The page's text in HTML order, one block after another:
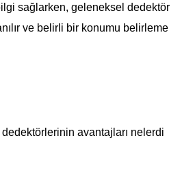
sağlarken, geleneksel dedektör
ve belirli bir konumu belirleme
dedektörlerinin avantajları nelerdi